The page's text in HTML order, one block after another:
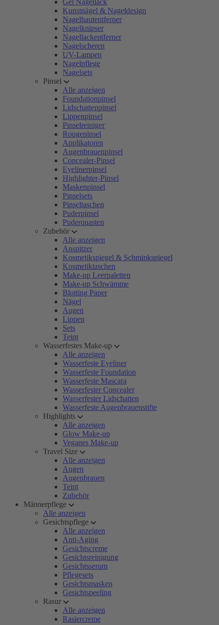
Gel Nagellack
Kunstnägel & Nageldesign
Nagelhautentferner
Nagelknipser
Nagellackentferner
Nagelscheren
UV-Lampen
Nagelpflege
Nagelsets
Pinsel
Alle anzeigen
Foundationpinsel
Lidschattenpinsel
Lippenpinsel
Pinselreiniger
Rougepinsel
Applikatoren
Augenbrauenpinsel
Concealer-Pinsel
Eyelinerpinsel
Highlighter-Pinsel
Maskenpinsel
Pinselsets
Pinseltaschen
Puderpinsel
Puderquasten
Zubehör
Alle anzeigen
Anspitzer
Kosmetikspiegel & Schminkspiegel
Kosmetiktaschen
Make-up Leerpaletten
Make-up Schwämme
Blotting Paper
Nägel
Augen
Lippen
Sets
Teint
Wasserfestes Make-up
Alle anzeigen
Wasserfeste Eyeliner
Wasserfeste Foundation
Wasserfeste Mascara
Wasserfester Concealer
Wasserfester Lidschatten
Wasserfeste Augenbrauenstifte
Highlights
Alle anzeigen
Glow Make-up
Veganes Make-up
Travel Size
Alle anzeigen
Augen
Augenbrauen
Teint
Zubehör
Männerpflege
Alle anzeigen
Gesichtspflege
Alle anzeigen
Anti-Aging
Gesichtscreme
Gesichtsreinigung
Gesichtsserum
Pflegesets
Gesichtsmasken
Gesichtspeeling
Rasur
Alle anzeigen
Rasiercreme